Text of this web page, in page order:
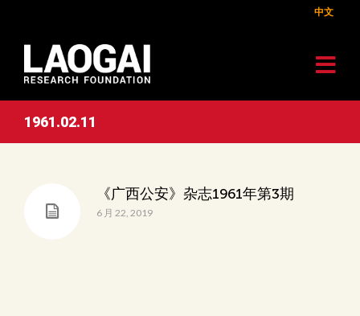
中文
1961.02.11
《广西公安》杂志1961年第3期
6 月 22, 2019